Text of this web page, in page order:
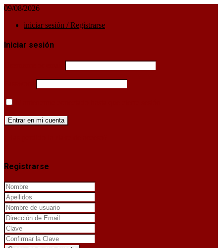
09/08/2026
iniciar sesión / Registrarse
Iniciar sesión
Registrarse